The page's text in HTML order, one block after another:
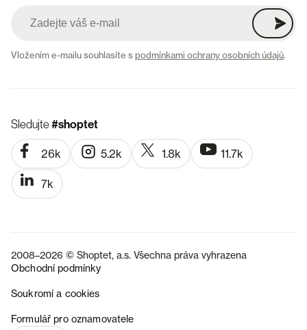
Vložením e-mailu souhlasíte spodmínkami ochrany osobních údajů.
Sledujte#shoptet
26k 5.2k 1.8k 11.7k
7k
2008–2026 © Shoptet, a.s. Všechna práva vyhrazena
Obchodní podmínky
Soukromí a cookies
Formulář pro oznamovatele